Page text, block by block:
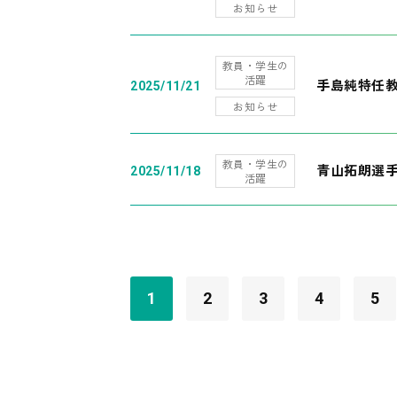
お知らせ
2025/11/21
教員・学生の
活躍
お知らせ
手島純特任
2025/11/18
教員・学生の
活躍
青山拓朗選
1 2 3 4 5